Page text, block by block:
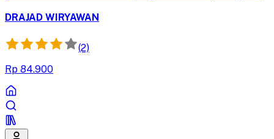
DRAJAD WIRYAWAN
(2)
Rp 84.900